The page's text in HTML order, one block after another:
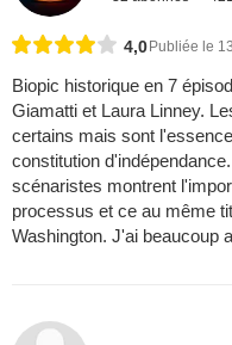
4,0Publiée le
Biopic historique en 7
Giamatti et Laura Linney.
certains mais sont
constitution
scénaristes montrent
processus et ce au même
Washington. J'ai beaucoup